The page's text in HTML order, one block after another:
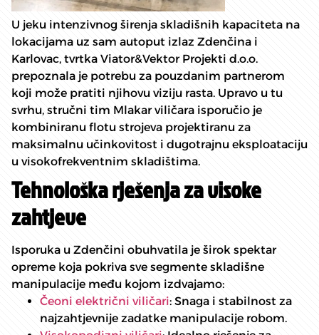
U jeku intenzivnog širenja skladišnih kapaciteta na
lokacijama uz sam autoput izlaz Zdenčina i
Karlovac, tvrtka Viator&Vektor Projekti d.o.o.
prepoznala je potrebu za pouzdanim partnerom
koji može pratiti njihovu viziju rasta. Upravo u tu
svrhu, stručni tim Mlakar viličara isporučio je
kombiniranu flotu strojeva projektiranu za
maksimalnu učinkovitost i dugotrajnu eksploataciju
u visokofrekventnim skladištima.
Tehnološka rješenja za visoke
zahtjeve
Isporuka u Zdenčini obuhvatila je širok spektar
opreme koja pokriva sve segmente skladišne
manipulacije među kojom izdvajamo:
Čeoni električni viličari: Snaga i stabilnost za
najzahtjevnije zadatke manipulacije robom.